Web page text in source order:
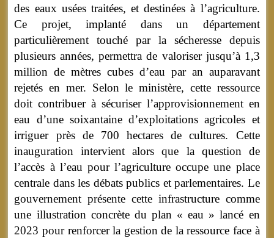
des eaux usées traitées, et destinées à l’agriculture.
Ce projet, implanté dans un département
particulièrement touché par la sécheresse depuis
plusieurs années, permettra de valoriser jusqu’à 1,3
million de mètres cubes d’eau par an auparavant
rejetés en mer. Selon le ministère, cette ressource
doit contribuer à sécuriser l’approvisionnement en
eau d’une soixantaine d’exploitations agricoles et
irriguer près de 700 hectares de cultures. Cette
inauguration intervient alors que la question de
l’accès à l’eau pour l’agriculture occupe une place
centrale dans les débats publics et parlementaires. Le
gouvernement présente cette infrastructure comme
une illustration concrète du plan « eau » lancé en
2023 pour renforcer la gestion de la ressource face à